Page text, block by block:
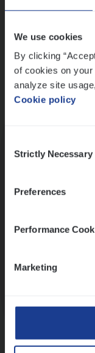
We use cookies
By clicking
of cookies on
analyze site
Cookie policy
Selection
Strictly Necessary
Preferences
Performance
Marketing